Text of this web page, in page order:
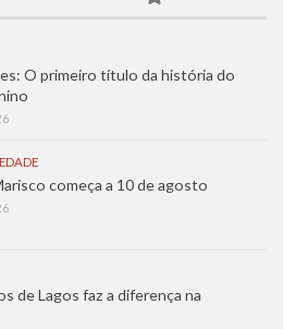
O primeiro título da história do
começa a 10 de agosto
de Lagos faz a diferença na